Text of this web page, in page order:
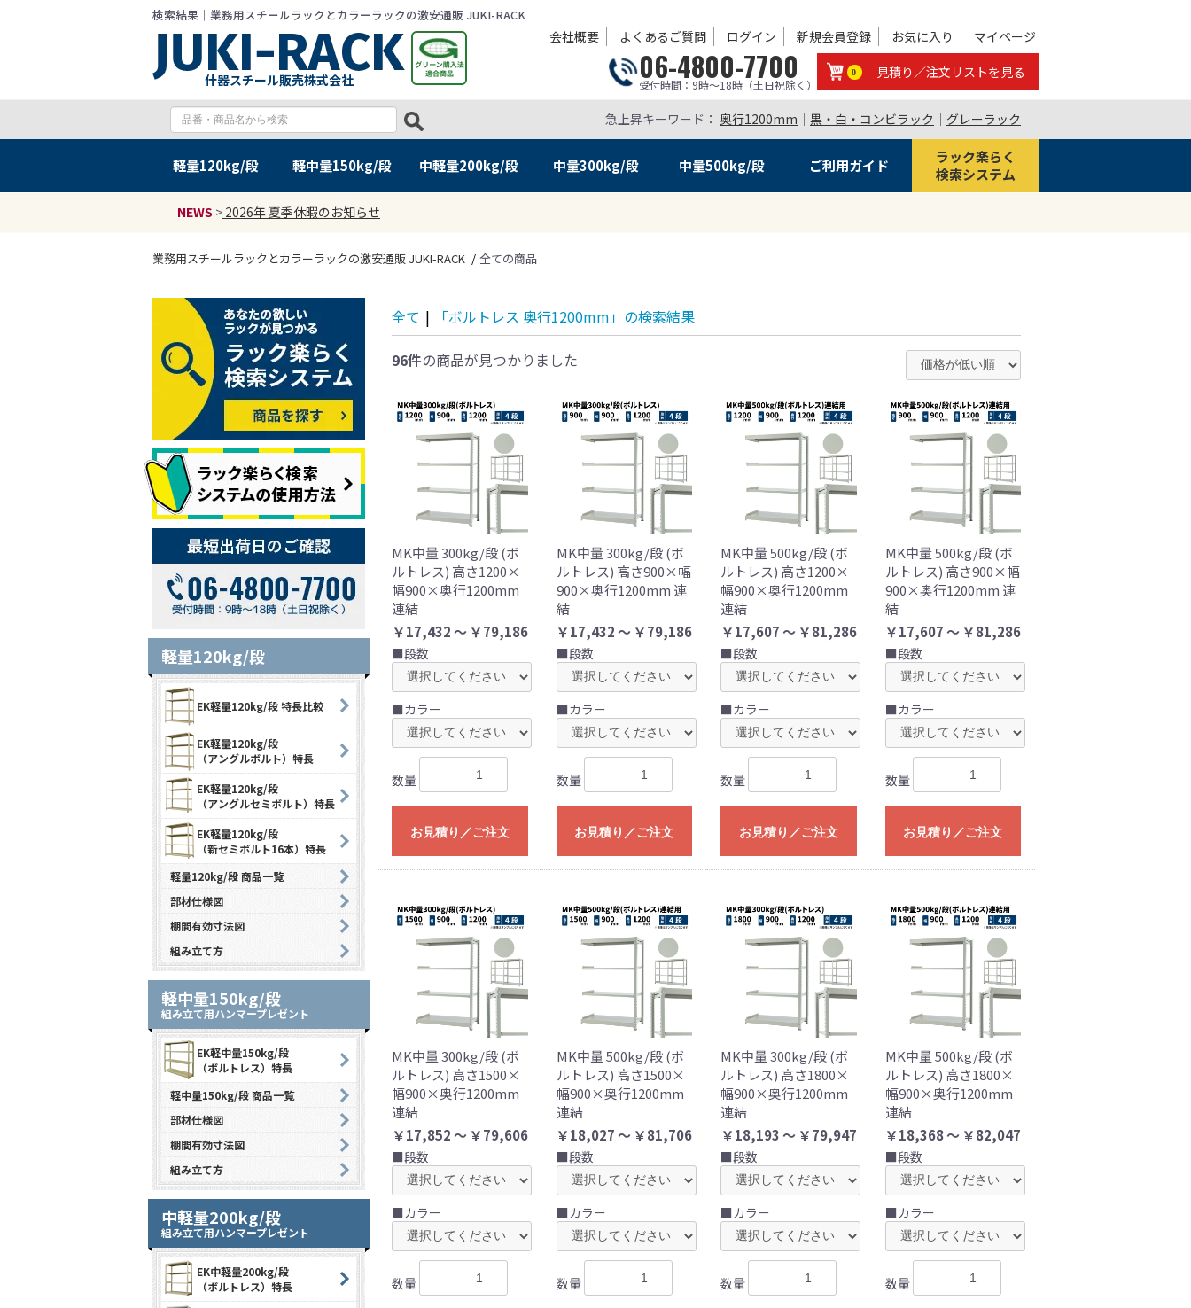
検索結果｜業務用スチールラックとカラーラックの激安通販 JUKI-RACK
什器スチール販売株式会社
会社概要 よくあるご質問 ログイン 新規会員登録 お気に入り マイページ
06-4800-7700
受付時間：9時～18時（土日祝除く）
0 見積り／注文リストを見る
急上昇キーワード： 奥行1200mm ｜ 黒・白・コンビラック ｜ グレーラック
軽量120kg/段 軽中量150kg/段 中軽量200kg/段 中量300kg/段 中量500kg/段 ご利用ガイド
ラック楽らく
検索システム
NEWS > 2026年 夏季休暇のお知らせ
業務用スチールラックとカラーラックの激安通販 JUKI-RACK 全ての商品
軽量120kg/段
EK軽量120kg/段 特長比較
EK軽量120kg/段
（アングルボルト）特長
EK軽量120kg/段
（アングルセミボルト）特長
EK軽量120kg/段
（新セミボルト16本）特長
軽量120kg/段 商品一覧
部材仕様図
棚間有効寸法図
組み立て方
軽中量150kg/段
組み立て用ハンマープレゼント
EK軽中量150kg/段
（ボルトレス）特長
軽中量150kg/段 商品一覧
部材仕様図
棚間有効寸法図
組み立て方
中軽量200kg/段
組み立て用ハンマープレゼント
EK中軽量200kg/段
（ボルトレス）特長
全て | 「ボルトレス 奥行1200mm」の検索結果
96件の商品が見つかりました
MK中量 300kg/段 (ボ
ルトレス) 高さ1200×
幅900×奥行1200mm
連結
￥17,432 ～ ￥79,186
■段数
■カラー
数量
お見積り／ご注文
MK中量 300kg/段 (ボ
ルトレス) 高さ900×幅
900×奥行1200mm 連
結
￥17,432 ～ ￥79,186
■段数
■カラー
数量
お見積り／ご注文
MK中量 500kg/段 (ボ
ルトレス) 高さ1200×
幅900×奥行1200mm
連結
￥17,607 ～ ￥81,286
■段数
■カラー
数量
お見積り／ご注文
MK中量 500kg/段 (ボ
ルトレス) 高さ900×幅
900×奥行1200mm 連
結
￥17,607 ～ ￥81,286
■段数
■カラー
数量
お見積り／ご注文
MK中量 300kg/段 (ボ
ルトレス) 高さ1500×
幅900×奥行1200mm
連結
￥17,852 ～ ￥79,606
■段数
■カラー
数量
MK中量 500kg/段 (ボ
ルトレス) 高さ1500×
幅900×奥行1200mm
連結
￥18,027 ～ ￥81,706
■段数
■カラー
数量
MK中量 300kg/段 (ボ
ルトレス) 高さ1800×
幅900×奥行1200mm
連結
￥18,193 ～ ￥79,947
■段数
■カラー
数量
MK中量 500kg/段 (ボ
ルトレス) 高さ1800×
幅900×奥行1200mm
連結
￥18,368 ～ ￥82,047
■段数
■カラー
数量